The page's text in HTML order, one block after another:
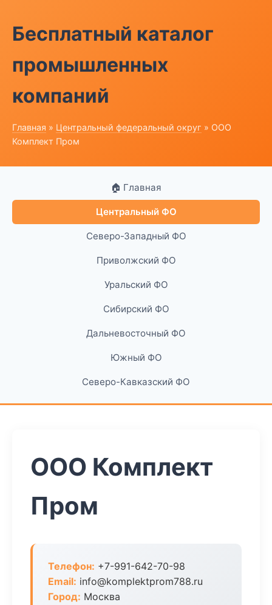
Бесплатный каталог
промышленных
компаний
Главная » Центральный федеральный округ » ООО
Комплект Пром
🏠 Главная
Центральный ФО
Северо-Западный ФО
Приволжский ФО
Уральский ФО
Сибирский ФО
Дальневосточный ФО
Южный ФО
Северо-Кавказский ФО
ООО Комплект
Пром
Телефон: +7-991-642-70-98
Email: info@komplektprom788.ru
Город: Москва